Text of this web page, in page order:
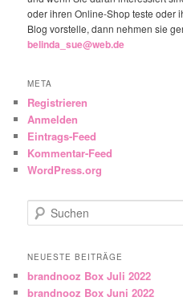
oder ihren Online-Shop teste oder
Blog vorstelle, dann nehmen sie
belinda_sue@web.de
META
Registrieren
Anmelden
Eintrags-Feed
Kommentar-Feed
WordPress.org
Suchen
NEUESTE BEITRÄGE
brandnooz Box Juli 2022
brandnooz Box Juni 2022